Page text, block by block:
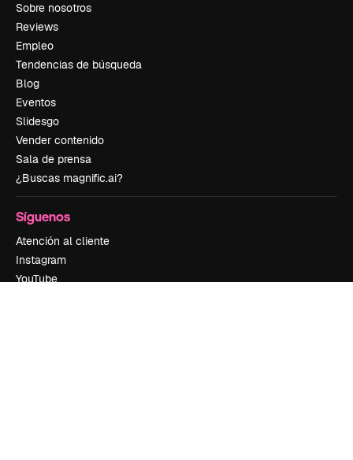
Sobre nosotros
Reviews
Empleo
Tendencias de búsqueda
Blog
Eventos
Slidesgo
Vender contenido
Sala de prensa
¿Buscas magnific.ai?
Síguenos
Atención al cliente
Instagram
YouTube